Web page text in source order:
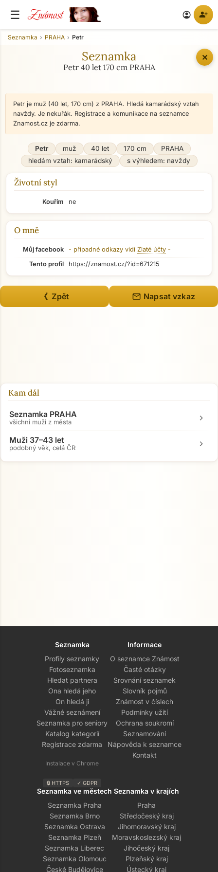
☰ Známost account_circle person_add
✕
Seznamka PRAHA Petr
Seznamka
Petr 40 let 170 cm PRAHA
Petr je muž (40 let, 170 cm) z PRAHA. Hledá kamarádský vztah
navždy. Je nekuřák. Registrace a komunikace na seznamce
Znamost.cz je zdarma.
Petr muž 40 let 170 cm
PRAHA
hledám vztah: kamarádský
s výhledem: navždy
Životní styl
Kouřím ne
O mně
Můj facebook - případné odkazy vidí Zlaté účty -
Tento profil
https://znamost.cz/?id=671215
《 Zpět mail Napsat vzkaz
Kam dál
Seznamka PRAHA
všichni muži z města chevron_right
Muži 37–43 let
podobný věk, celá ČR chevron_right
Seznamka
Profily seznamky
Fotoseznamka
Hledat partnera
Ona hledá jeho
On hledá ji
Vážné seznámení
Seznamka pro seniory
Katalog kategorií
Registrace zdarma
Instalace v Chrome
🔒 HTTPS ✓ GDPR
Informace
O seznamce Známost
Časté otázky
Srovnání seznamek
Slovník pojmů
Známost v číslech
Podmínky užití
Ochrana soukromí
Seznamování
Nápověda k seznamce
Kontakt
Seznamka ve městech
Seznamka Praha
Seznamka Brno
Seznamka Ostrava
Seznamka Plzeň
Seznamka Liberec
Seznamka Olomouc
České Budějovice
Seznamka v krajích
Praha
Středočeský kraj
Jihomoravský kraj
Moravskoslezský kraj
Jihočeský kraj
Plzeňský kraj
Ústecký kraj